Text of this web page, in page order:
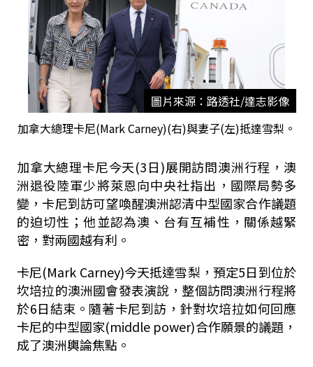
圖片來源：路透社/達志影像
加拿大總理卡尼(Mark Carney)(右)與妻子(左)抵達雪梨。
加拿大總理卡尼今天(3日)展開訪問澳洲行程，澳
洲退役陸軍少將萊恩向中央社指出，國際局勢多
變，卡尼到訪可望喚醒澳洲認清中型國家合作議題
的迫切性；他並認為澳、台有互補性，關係越緊
密，對兩國越有利。
卡尼(Mark Carney)今天抵達雪梨，預定5日到位於
坎培拉的澳洲國會發表演說，整個訪問澳洲行程將
於6日結束。隨著卡尼到訪，針對坎培拉如何回應
卡尼的中型國家(middle power)合作願景的議題，
成了澳洲輿論焦點。